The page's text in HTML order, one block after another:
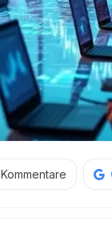
Kommentare